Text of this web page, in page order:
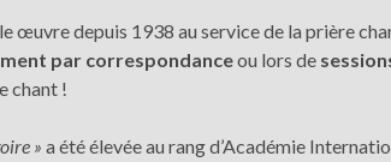
œuvre depuis 1938 au service de la prière
par correspondanceou lors de
chant !
» a été élevée au rang d’Académie